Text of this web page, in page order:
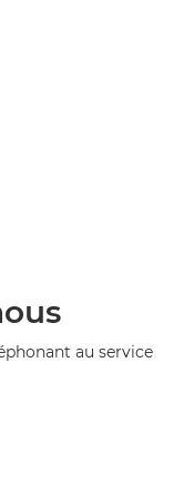
au service